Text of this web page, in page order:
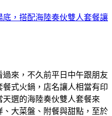
底，搭配海陸奏伙雙人套餐讓
來，不久前平日中午跟朋友
式火鍋，店名讓人相當有印
選的海陸奏伙雙人套餐來
大菜盤、附餐與甜點，至於